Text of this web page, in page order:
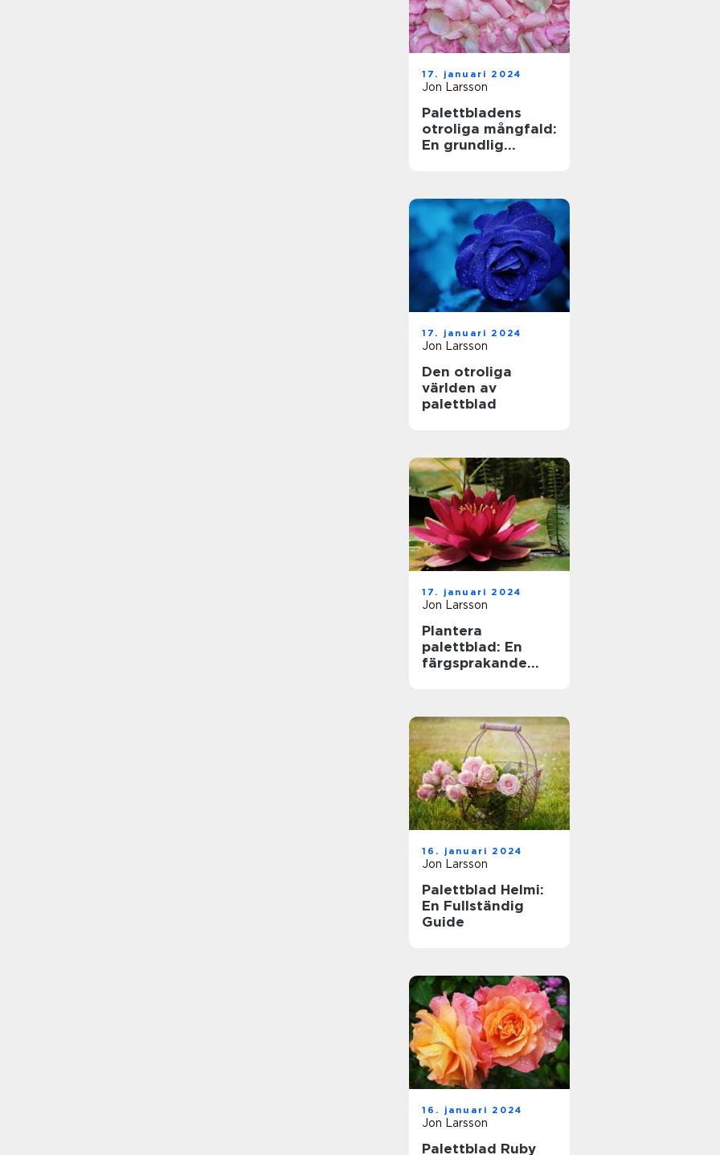
17. januari 2024
Jon Larsson
Palettbladens
otroliga mångfald:
En grundlig
17. januari 2024
Jon Larsson
Den otroliga
världen av
palettblad
17. januari 2024
Jon Larsson
Plantera
palettblad: En
färgsprakande
16. januari 2024
Jon Larsson
Palettblad Helmi:
En Fullständig
Guide
16. januari 2024
Jon Larsson
Palettblad Ruby